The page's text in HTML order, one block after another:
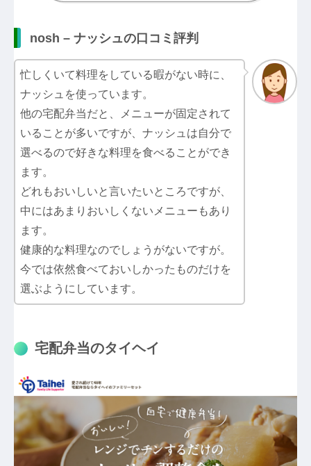
nosh – ナッシュの口コミ評判
忙しくいて料理をしている暇がない時に、
ナッシュを使っています。
他の宅配弁当だと、メニューが固定されて
いることが多いですが、ナッシュは自分で
選べるので好きな料理を食べることができ
ます。
どれもおいしいと言いたいところですが、
中にはあまりおいしくないメニューもあり
ます。
健康的な料理なのでしょうがないですが。
今では依然食べておいしかったものだけを
選ぶようにしています。
宅配弁当のタイヘイ